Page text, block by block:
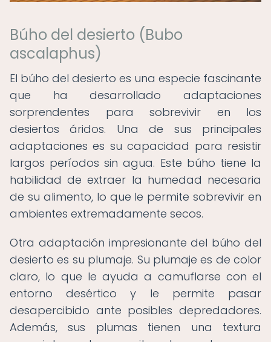
Búho del desierto (Bubo
ascalaphus)
El búho del desierto es una especie fascinante
que ha desarrollado adaptaciones
sorprendentes para sobrevivir en los
desiertos áridos. Una de sus principales
adaptaciones es su capacidad para resistir
largos períodos sin agua. Este búho tiene la
habilidad de extraer la humedad necesaria
de su alimento, lo que le permite sobrevivir en
ambientes extremadamente secos.
Otra adaptación impresionante del búho del
desierto es su plumaje. Su plumaje es de color
claro, lo que le ayuda a camuflarse con el
entorno desértico y le permite pasar
desapercibido ante posibles depredadores.
Además, sus plumas tienen una textura